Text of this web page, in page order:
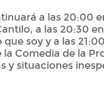
a las 20:00
a las 20:30
soy y a las
Comedia de la
y situaciones